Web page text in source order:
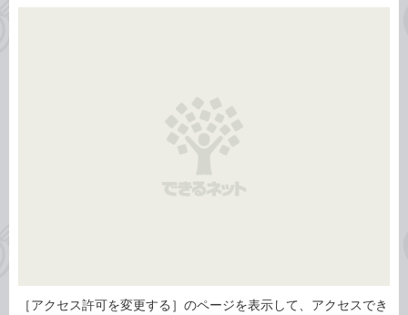
ゴ
［アクセス許可を変更する］のページを表示して、アクセスでき